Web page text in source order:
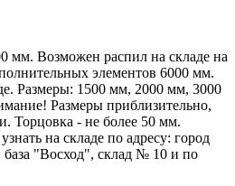
мм. Возможен распил на складе на
элементов 6000 мм.
Размеры: 1500 мм, 2000 мм, 3000
Размеры приблизительно,
Торцовка - не более 50 мм.
на складе по адресу: город
база "Восход", склад № 10 и по